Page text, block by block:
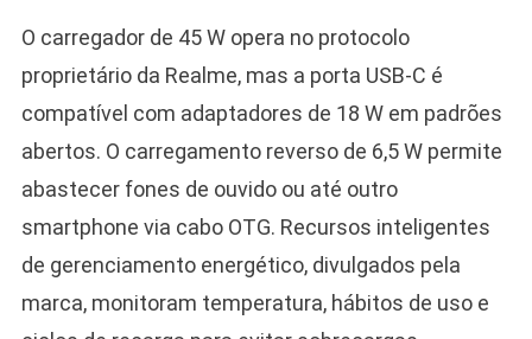
O carregador de 45 W opera no protocolo
proprietário da Realme, mas a porta USB-C é
compatível com adaptadores de 18 W em padrões
abertos. O carregamento reverso de 6,5 W permite
abastecer fones de ouvido ou até outro
smartphone via cabo OTG. Recursos inteligentes
de gerenciamento energético, divulgados pela
marca, monitoram temperatura, hábitos de uso e